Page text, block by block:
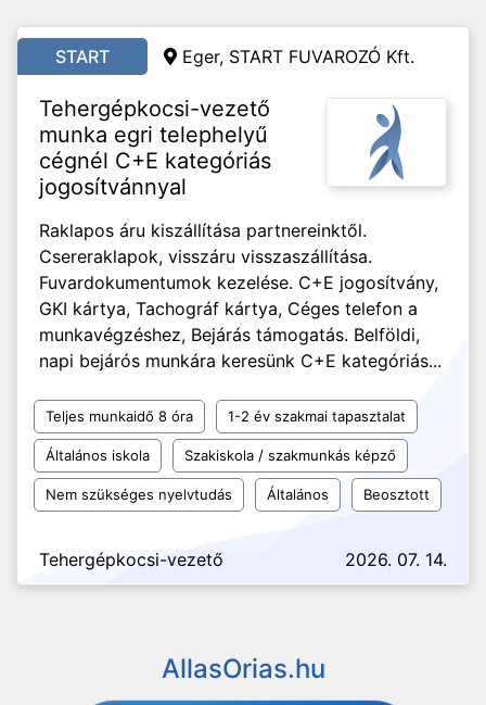
START Eger, START FUVAROZÓ Kft.
Tehergépkocsi-vezető
munka egri telephelyű
cégnél C+E kategóriás
jogosítvánnyal
Raklapos áru kiszállítása partnereinktől.
Csereraklapok, visszáru visszaszállítása.
Fuvardokumentumok kezelése. C+E jogosítvány,
GKI kártya, Tachográf kártya, Céges telefon a
munkavégzéshez, Bejárás támogatás. Belföldi,
napi bejárós munkára keresünk C+E kategóriás...
Teljes munkaidő 8 óra 1-2 év szakmai tapasztalat
Általános iskola Szakiskola / szakmunkás képző
Nem szükséges nyelvtudás Általános Beosztott
Tehergépkocsi-vezető 2026. 07. 14.
AllasOrias.hu